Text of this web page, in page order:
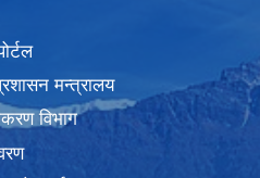
मन्त्रालय
विभाग